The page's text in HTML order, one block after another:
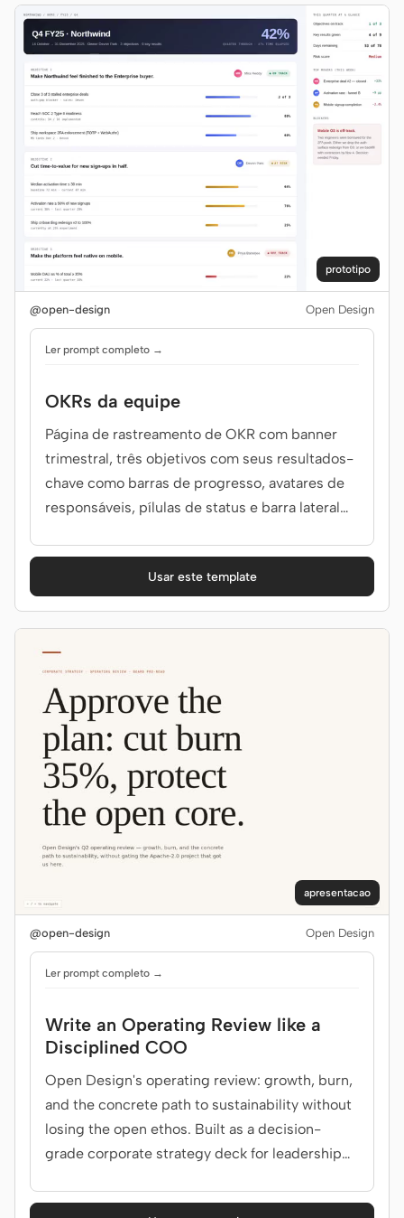
prototipo
@open-design Open Design
Ler prompt completo →
OKRs da equipe
Página de rastreamento de OKR com banner
trimestral, três objetivos com seus resultados-
chave como barras de progresso, avatares de
responsáveis, pílulas de status e barra lateral
mencionar OKR, resultados-chave, objetivos ou
Usar este template
apresentacao
@open-design Open Design
Ler prompt completo →
Write an Operating Review like a
Disciplined COO
Open Design's operating review: growth, burn,
and the concrete path to sustainability without
losing the open ethos. Built as a decision-
grade corporate strategy deck for leadership